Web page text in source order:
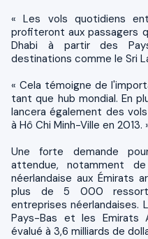
« Les vols quotidiens
profiteront aux passagers
Dhabi à partir des
destinations comme le Sri
« Cela témoigne de
tant que hub mondial. En
lancera également des
à Hô Chi Minh-Ville en 2013.
Une forte demande
attendue, notamment
néerlandaise aux Émirats
plus de 5 000
entreprises néerlandaises.
Pays-Bas et les Emirats
évalué à 3,6 milliards de